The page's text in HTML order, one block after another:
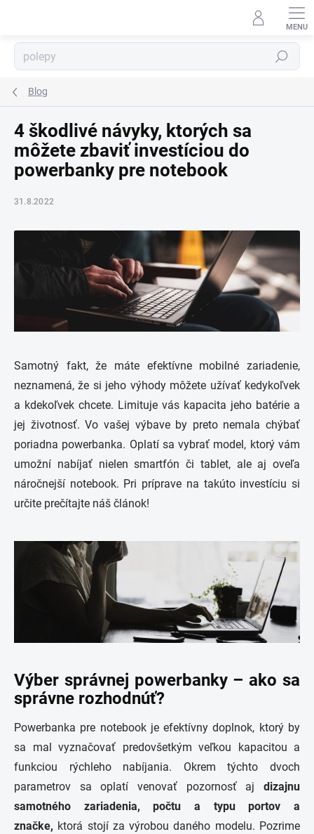
Hľadať
Blog
4 škodlivé návyky, ktorých sa
môžete zbaviť investíciou do
powerbanky pre notebook
31.8.2022
Samotný fakt, že máte efektívne mobilné zariadenie,
neznamená, že si jeho výhody môžete užívať kedykoľvek
a kdekoľvek chcete. Limituje vás kapacita jeho batérie a
jej životnosť. Vo vašej výbave by preto nemala chýbať
poriadna powerbanka. Oplatí sa vybrať model, ktorý vám
umožní nabíjať nielen smartfón či tablet, ale aj oveľa
náročnejší notebook. Pri príprave na takúto investíciu si
určite prečítajte náš článok!
Výber správnej powerbanky – ako sa
správne rozhodnúť?
Powerbanka pre notebook je efektívny doplnok, ktorý by
sa mal vyznačovať predovšetkým veľkou kapacitou a
funkciou rýchleho nabíjania. Okrem týchto dvoch
parametrov sa oplatí venovať pozornosť aj dizajnu
samotného zariadenia, počtu a typu portov a
značke, ktorá stojí za výrobou daného modelu. Pozrime
⬇